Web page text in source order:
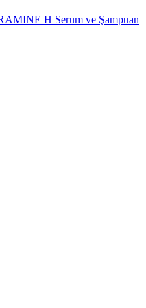
H Serum ve Şampuan